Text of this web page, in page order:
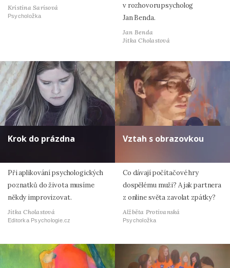
Kristina Sarisová
Psycholožka
v rozhovoru psycholog
Jan Benda.
Jan Benda
Jitka Cholastová
Krok do prázdna
Při aplikování psychologických
poznatků do života musíme
někdy improvizovat.
Jitka Cholastová
Editorka Psychologie.cz
Vztah s obrazovkou
Co dávají počítačové hry
dospělému muži? A jak partnera
z online světa zavolat zpátky?
Alžběta Protivanská
Psycholožka